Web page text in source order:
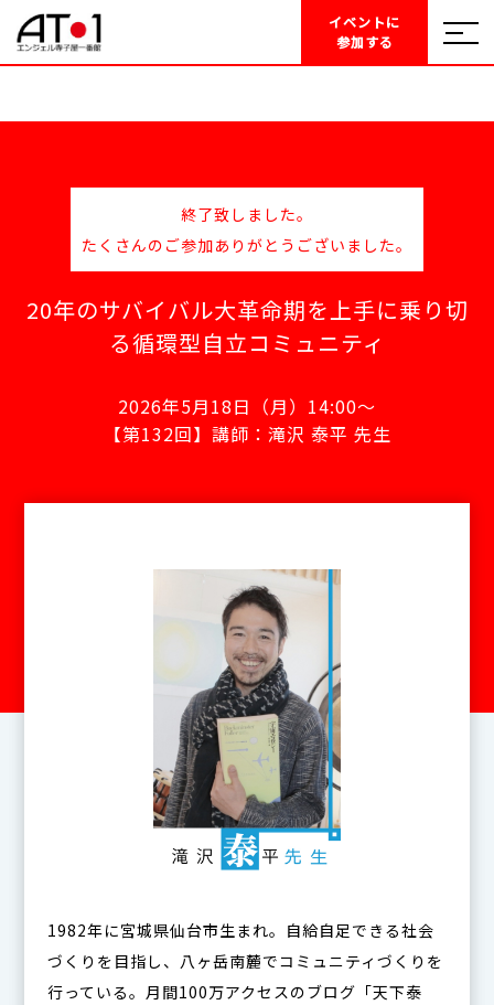
イベントに
参加する
終了致しました。
たくさんのご参加ありがとうございました。
20年のサバイバル大革命期を上手に乗り切
る循環型自立コミュニティ
2026年5月18日（月）14:00～
【第132回】講師：滝沢 泰平 先生
1982年に宮城県仙台市生まれ。自給自足できる社会
づくりを目指し、八ヶ岳南麓でコミュニティづくりを
行っている。月間100万アクセスのブログ「天下泰